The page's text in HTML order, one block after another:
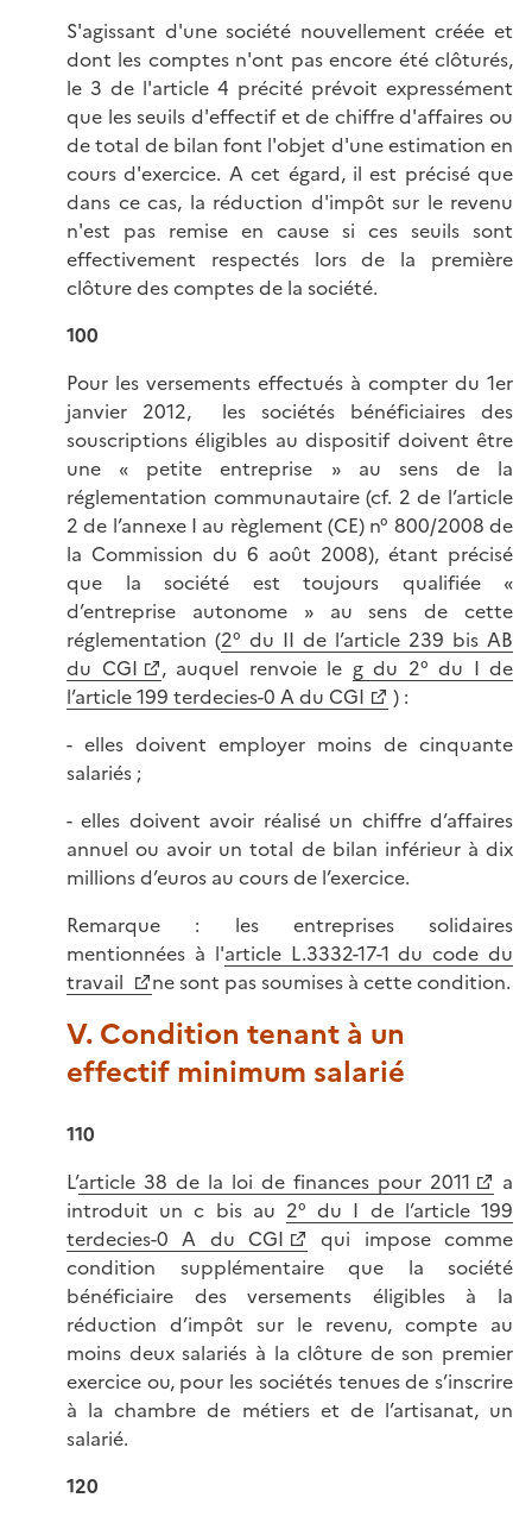
S'agissant d'une société nouvellement créée et
dont les comptes n'ont pas encore été clôturés,
le 3 de l'article 4 précité prévoit expressément
que les seuils d'effectif et de chiffre d'affaires ou
de total de bilan font l'objet d'une estimation en
cours d'exercice. A cet égard, il est précisé que
dans ce cas, la réduction d'impôt sur le revenu
n'est pas remise en cause si ces seuils sont
effectivement respectés lors de la première
clôture des comptes de la société.
100
Pour les versements effectués à compter du 1er
janvier 2012, les sociétés bénéficiaires des
souscriptions éligibles au dispositif doivent être
une « petite entreprise » au sens de la
réglementation communautaire (cf. 2 de l’article
2 de l’annexe I au règlement (CE) n° 800/2008 de
la Commission du 6 août 2008), étant précisé
que la société est toujours qualifiée «
d’entreprise autonome » au sens de cette
réglementation (2° du II de l’article 239 bis AB
du CGI
, auquel renvoie le g du 2° du I de
l’article 199 terdecies-0 A du CGI
) :
- elles doivent employer moins de cinquante
salariés ;
- elles doivent avoir réalisé un chiffre d’affaires
annuel ou avoir un total de bilan inférieur à dix
millions d’euros au cours de l’exercice.
Remarque : les entreprises solidaires
mentionnées à l'article L.3332-17-1 du code du
travail
ne sont pas soumises à cette condition.
V. Condition tenant à un
effectif minimum salarié
110
L’article 38 de la loi de finances pour 2011
a
introduit un c bis au 2° du I de l’article 199
terdecies-0 A du CGI
qui impose comme
condition supplémentaire que la société
bénéficiaire des versements éligibles à la
réduction d’impôt sur le revenu, compte au
moins deux salariés à la clôture de son premier
exercice ou, pour les sociétés tenues de s’inscrire
à la chambre de métiers et de l’artisanat, un
salarié.
120